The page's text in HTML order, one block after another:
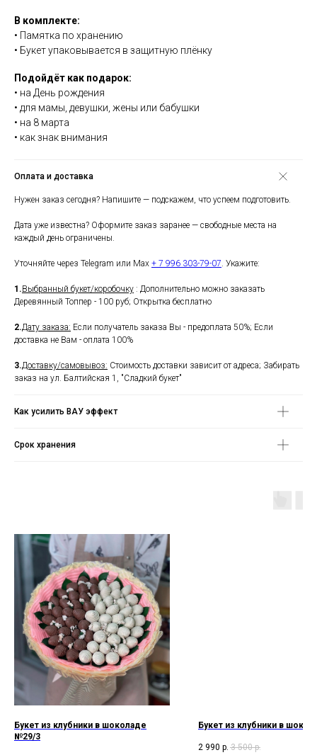
В комплекте:
• Памятка по хранению
• Букет упаковывается в защитную плёнку
Подойдёт как подарок:
• на День рождения
• для мамы, девушки, жены или бабушки
• на 8 марта
• как знак внимания
Оплата и доставка
Нужен заказ сегодня? Напишите — подскажем, что успеем подготовить.
Дата уже известна? Оформите заказ заранее — свободные места на
каждый день ограничены.
Уточняйте через Telegram или Max + 7 996 303-79-07. Укажите:
1.Выбранный букет/коробочку : Дополнительно можно заказать
Деревянный Топпер - 100 руб; Открытка бесплатно
2.Дату заказа: Если получатель заказа Вы - предоплата 50%; Если
доставка не Вам - оплата 100%
3.Доставку/самовывоз: Стоимость доставки зависит от адреса; Забирать
заказ на ул. Балтийская 1, "Сладкий букет"
Как усилить ВАУ эффект
Срок хранения
Букет из клубники в шоколаде
№29/3
Букет из клубники в
2 990 р. 3 500 р.